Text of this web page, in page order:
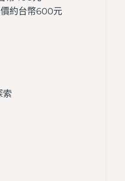
約台幣600元
索